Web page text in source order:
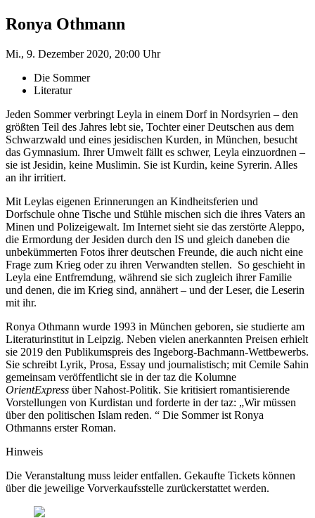
Ronya Othmann
Mi., 9. Dezember 2020, 20:00 Uhr
Die Sommer
Literatur
Jeden Sommer verbringt Leyla in einem Dorf in Nordsyrien – den
größten Teil des Jahres lebt sie, Tochter einer Deutschen aus dem
Schwarzwald und eines jesidischen Kurden, in München, besucht
das Gymnasium. Ihrer Umwelt fällt es schwer, Leyla einzuordnen –
sie ist Jesidin, keine Muslimin. Sie ist Kurdin, keine Syrerin. Alles
an ihr irritiert.
Mit Leylas eigenen Erinnerungen an Kindheitsferien und
Dorfschule ohne Tische und Stühle mischen sich die ihres Vaters an
Minen und Polizeigewalt. Im Internet sieht sie das zerstörte Aleppo,
die Ermordung der Jesiden durch den IS und gleich daneben die
unbekümmerten Fotos ihrer deutschen Freunde, die auch nicht eine
Frage zum Krieg oder zu ihren Verwandten stellen. So geschieht in
Leyla eine Entfremdung, während sie sich zugleich ihrer Familie
und denen, die im Krieg sind, annähert – und der Leser, die Leserin
mit ihr.
Ronya Othmann wurde 1993 in München geboren, sie studierte am
Literaturinstitut in Leipzig. Neben vielen anerkannten Preisen erhielt
sie 2019 den Publikumspreis des Ingeborg-Bachmann-Wettbewerbs.
Sie schreibt Lyrik, Prosa, Essay und journalistisch; mit Cemile Sahin
gemeinsam veröffentlicht sie in der taz die Kolumne
OrientExpress über Nahost-Politik. Sie kritisiert romantisierende
Vorstellungen von Kurdistan und forderte in der taz: „Wir müssen
über den politischen Islam reden. “ Die Sommer ist Ronya
Othmanns erster Roman.
Hinweis
Die Veranstaltung muss leider entfallen. Gekaufte Tickets können
über die jeweilige Vorverkaufsstelle zurückerstattet werden.